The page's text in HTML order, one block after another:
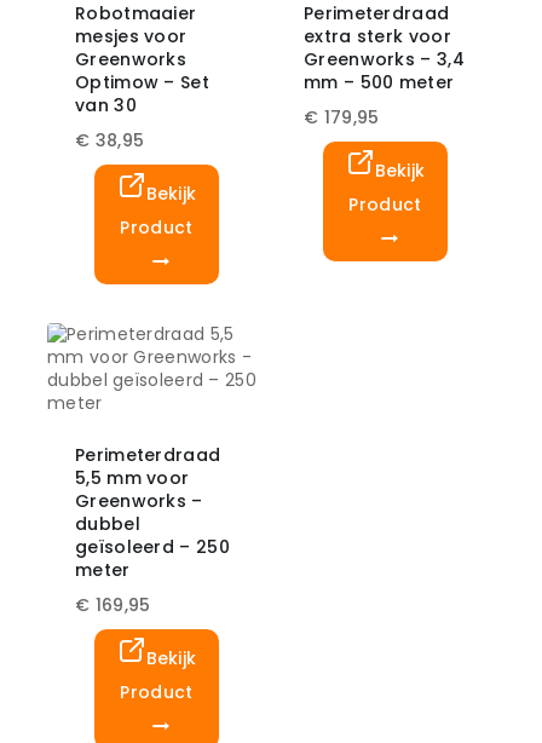
Robotmaaier
mesjes voor
Greenworks
Optimow – Set
van 30
€ 38,95
Bekijk
Product
Perimeterdraad
extra sterk voor
Greenworks – 3,4
mm – 500 meter
€ 179,95
Bekijk
Product
Perimeterdraad
5,5 mm voor
Greenworks –
dubbel
geïsoleerd – 250
meter
€ 169,95
Bekijk
Product